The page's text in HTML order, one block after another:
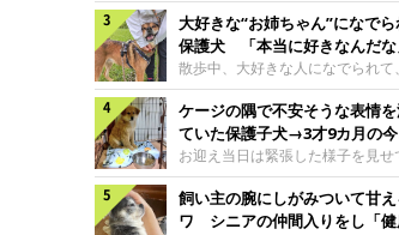
成長を飼い主さんと振り返ります
ゃんの成長について聞いた！お迎
日後の神楽ちゃん（撮影時生後2
Kus1oKg2vsgdWS2――お迎え当
ちゃんの様子について教えてくだ
い主さん： 「お迎え当日から“ヘソ
るようなコでし
まな変化が見られるようになりま
び疲れて眠る生後2カ月のなっち
疲れた様子のなっちゃん。
するのは、X（旧Twitter）ユーザ
@Pkndg_さんの愛犬・なっちゃ
時、生後4カ月／柴犬）。こちら
は、なっちゃんが生後2カ月のこ
された一枚です。この日、なっち
族と一緒におもちゃで遊んでいま
くさん遊んで疲れたのか、その後
大好きな“お姉ちゃん”になで
保護犬 「本当に好きなんだな
じる表情にほっこり
散歩中、大好きな人になでられて
そうな表情を見せる元保護犬。甘
な姿に、見ているこちらまでほっ
す。大好きな“お姉ちゃん”に甘え
くん妹さんになでてもらい、うれ
表情を見せる小次郎くん（2026
影）。@mika_Jimmy紹介するのは
Twitter）ユーザー@mika_Jimmy
ケージの隅で不安そうな表情
ていた保護子犬→3才9カ月の今
を克服し頼もしいコに成長！
お迎え当日は緊張した様子を見せ
野犬の保護子犬。あれから約3年
だったことを一つひとつ克服し、
り添う姿を見せています。お迎え
飼い主の腕にしがみついて甘
ワ シニアの仲間入りをし「健